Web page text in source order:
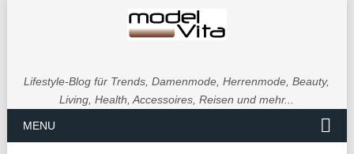
Lifestyle-Blog für Trends, Damenmode, Herrenmode, Beauty,
Living, Health, Accessoires, Reisen und mehr...
MENU